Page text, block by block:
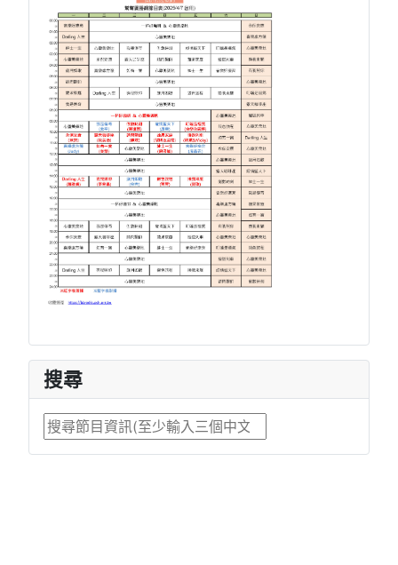
搜尋
搜尋...